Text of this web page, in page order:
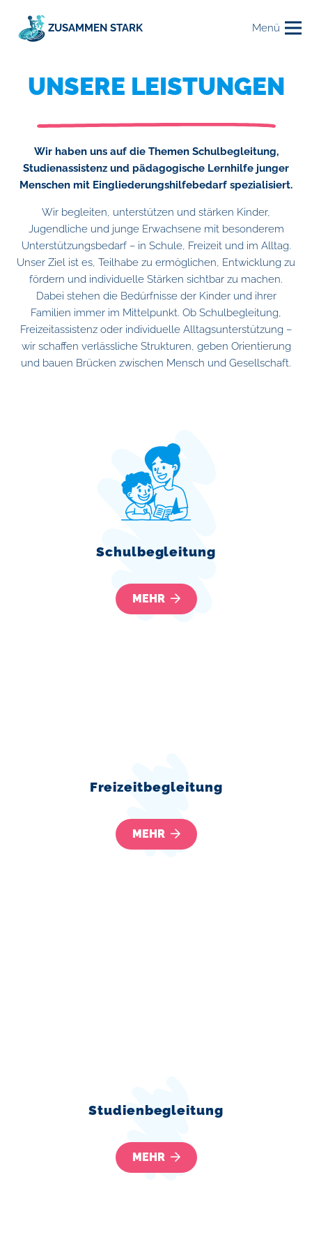
ZUSAMMEN STARK Menü
UNSERE LEISTUNGEN
Wir haben uns auf die Themen Schulbegleitung,
Studienassistenz und pädagogische Lernhilfe junger
Menschen mit Eingliederungshilfebedarf spezialisiert.
Wir begleiten, unterstützen und stärken Kinder,
Jugendliche und junge Erwachsene mit besonderem
Unterstützungsbedarf – in Schule, Freizeit und im Alltag.
Unser Ziel ist es, Teilhabe zu ermöglichen, Entwicklung zu
fördern und individuelle Stärken sichtbar zu machen.
Dabei stehen die Bedürfnisse der Kinder und ihrer
Familien immer im Mittelpunkt. Ob Schulbegleitung,
Freizeitassistenz oder individuelle Alltagsunterstützung –
wir schaffen verlässliche Strukturen, geben Orientierung
und bauen Brücken zwischen Mensch und Gesellschaft.
Schulbegleitung
MEHR
Freizeitbegleitung
MEHR
Studienbegleitung
MEHR